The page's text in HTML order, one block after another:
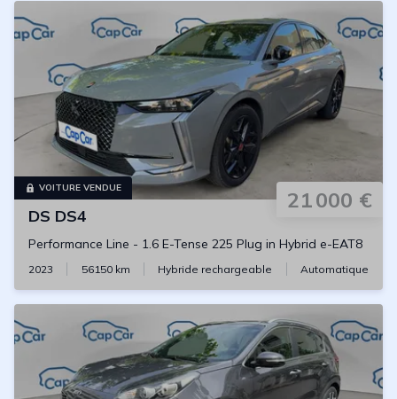
VOITURE VENDUE 21 000 €
DS DS4
Performance Line - 1.6 E-Tense 225 Plug in Hybrid e-EAT8
2023 56150km Hybride rechargeable Automatique